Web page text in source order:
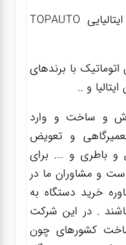
ساکشن روغن گیربکس اتوماتیک ایتالیایی TOPAUTO
با برندهای
و ..
و ساخت و وارد
و تعویض
و باطری و …. برای
و مشاوران ما در
خرید دستگاه به
. در این شرکت
کشورهای چون